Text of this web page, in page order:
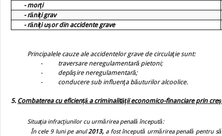
- morţi
- răniţi grav
- răniţi uşor din accidente grave
Principalele cauze ale accidentelor grave de circulaţie sunt:
-
traversare neregulamentară pietoni;
-
depăşire neregulamentară;
-
conducere sub influenţa băuturilor alcoolice.
5. Combaterea cu eficienţă a criminalităţii economico-financiare prin
Situaţia infracţiunilor cu urmărirea penală începută:
În cele 9 luni pe anul2013, a fost începută urmărirea penală pentru